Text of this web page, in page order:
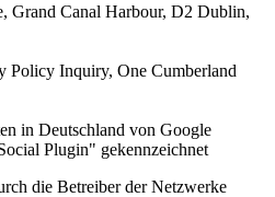
Grand Canal Harbour, D2 Dublin,
Policy Inquiry, One Cumberland
in Deutschland von Google
Plugin" gekennzeichnet
die Betreiber der Netzwerke